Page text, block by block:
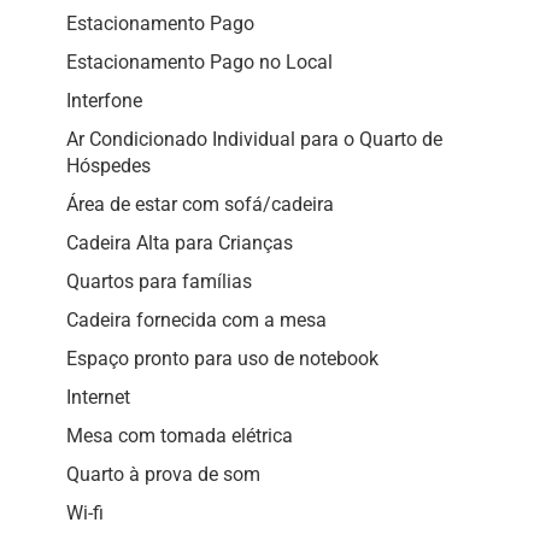
Estacionamento Pago
Estacionamento Pago no Local
Interfone
Ar Condicionado Individual para o Quarto de
Hóspedes
Área de estar com sofá/cadeira
Cadeira Alta para Crianças
Quartos para famílias
Cadeira fornecida com a mesa
Espaço pronto para uso de notebook
Internet
Mesa com tomada elétrica
Quarto à prova de som
Wi-fi